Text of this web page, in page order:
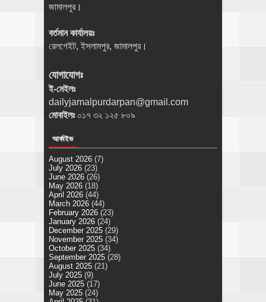
জামালপুর।
বর্তমান কার্যালয়ঃ
রেলগেইট, ইসলামপুর, জামালপুর।
যোগাযোগঃ
ই-মেইলঃ
dailyjamalpurdarpan@gmail.com
মোবাইলঃ ০১৭ ৩২ ১২৫ ৮০৯
আর্কাইভ
August 2026 (7)
July 2026 (23)
June 2026 (26)
May 2026 (18)
April 2026 (44)
March 2026 (44)
February 2026 (23)
January 2026 (24)
December 2025 (29)
November 2025 (34)
October 2025 (34)
September 2025 (28)
August 2025 (21)
July 2025 (9)
June 2025 (17)
May 2025 (24)